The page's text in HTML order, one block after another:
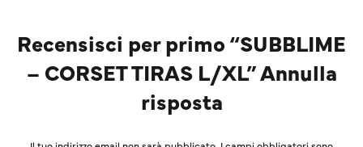
Recensisci per primo “SUBBLIME
– CORSET TIRAS L/XL” Annulla
risposta